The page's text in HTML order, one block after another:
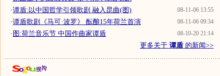
08-11-06 13:55
·谭盾:以中国哲学引领歌剧 融入昆曲(图)
08-11-06 09:34
·谭盾歌剧《马可·波罗》 酝酿15年荷兰首演
08-10-20 21:14
·图:荷兰音乐节 中国作曲家谭盾
更多关于 谭盾 的新闻>>